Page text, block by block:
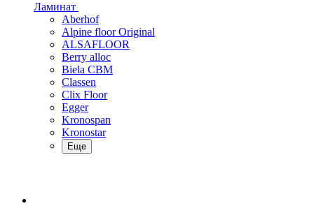
Ламинат
Aberhof
Alpine floor Original
ALSAFLOOR
Berry alloc
Biela CBM
Classen
Clix Floor
Egger
Kronospan
Kronostar
Еще